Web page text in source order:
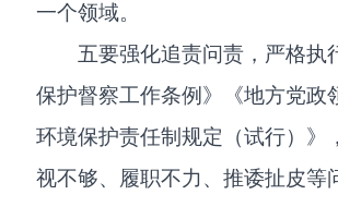
一个领域。
五要强化追责问责，严格执
保护督察工作条例》《地方党政
环境保护责任制规定（试行）》
视不够、履职不力、推诿扯皮等